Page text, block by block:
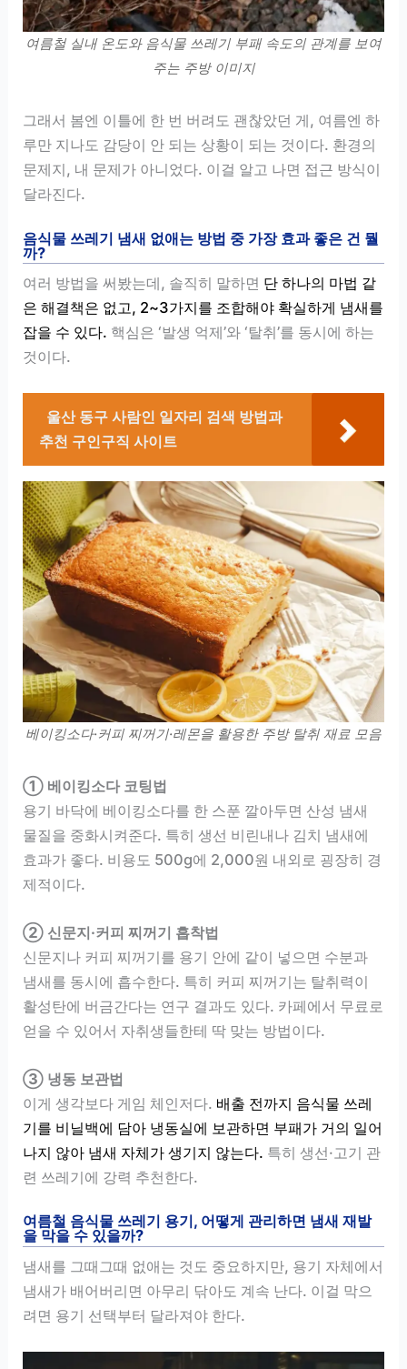
여름철 실내 온도와 음식물 쓰레기 부패 속도의 관계를 보여
주는 주방 이미지
그래서 봄엔 이틀에 한 번 버려도 괜찮았던 게, 여름엔 하
루만 지나도 감당이 안 되는 상황이 되는 것이다. 환경의
문제지, 내 문제가 아니었다. 이걸 알고 나면 접근 방식이
달라진다.
음식물 쓰레기 냄새 없애는 방법 중 가장 효과 좋은 건 뭘
까?
여러 방법을 써봤는데, 솔직히 말하면 단 하나의 마법 같
은 해결책은 없고, 2~3가지를 조합해야 확실하게 냄새를
잡을 수 있다. 핵심은 ‘발생 억제’와 ‘탈취’를 동시에 하는
것이다.
울산 동구 사람인 일자리 검색 방법과
추천 구인구직 사이트
베이킹소다·커피 찌꺼기·레몬을 활용한 주방 탈취 재료 모음
① 베이킹소다 코팅법
용기 바닥에 베이킹소다를 한 스푼 깔아두면 산성 냄새
물질을 중화시켜준다. 특히 생선 비린내나 김치 냄새에
효과가 좋다. 비용도 500g에 2,000원 내외로 굉장히 경
제적이다.
② 신문지·커피 찌꺼기 흡착법
신문지나 커피 찌꺼기를 용기 안에 같이 넣으면 수분과
냄새를 동시에 흡수한다. 특히 커피 찌꺼기는 탈취력이
활성탄에 버금간다는 연구 결과도 있다. 카페에서 무료로
얻을 수 있어서 자취생들한테 딱 맞는 방법이다.
③ 냉동 보관법
이게 생각보다 게임 체인저다. 배출 전까지 음식물 쓰레
기를 비닐백에 담아 냉동실에 보관하면 부패가 거의 일어
나지 않아 냄새 자체가 생기지 않는다. 특히 생선·고기 관
련 쓰레기에 강력 추천한다.
여름철 음식물 쓰레기 용기, 어떻게 관리하면 냄새 재발
을 막을 수 있을까?
냄새를 그때그때 없애는 것도 중요하지만, 용기 자체에서
냄새가 배어버리면 아무리 닦아도 계속 난다. 이걸 막으
려면 용기 선택부터 달라져야 한다.